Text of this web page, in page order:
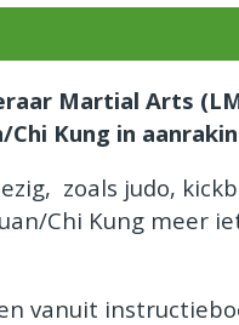
Martial Arts
Kung in
zoals judo,
Chi Kung meer
vanuit